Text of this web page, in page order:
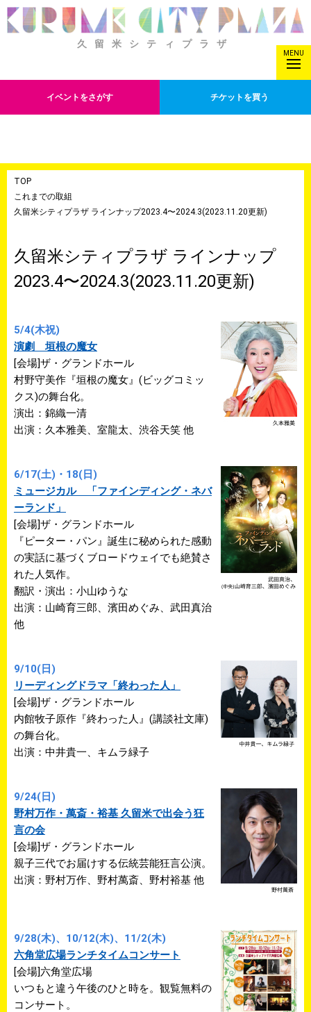
久留米シティプラザ
MENU
イベントをさがす チケットを買う
TOP
これまでの取組
久留米シティプラザ ラインナップ2023.4〜2024.3(2023.11.20更新)
久留米シティプラザ ラインナップ
2023.4〜2024.3(2023.11.20更新)
5/4(木祝)
演劇 垣根の魔女
[会場]ザ・グランドホール
村野守美作『垣根の魔女』(ビッグコミッ
クス)の舞台化。
演出：錦織一清
出演：久本雅美、室龍太、渋谷天笑 他
6/17(土)・18(日)
ミュージカル 「ファインディング・ネバ
ーランド」
[会場]ザ・グランドホール
『ピーター・パン』誕生に秘められた感動
の実話に基づくブロードウェイでも絶賛さ
れた人気作。
翻訳・演出：小山ゆうな
出演：山崎育三郎、濱田めぐみ、武田真治
他
9/10(日)
リーディングドラマ「終わった人」
[会場]ザ・グランドホール
内館牧子原作『終わった人』(講談社文庫)
の舞台化。
出演：中井貴一、キムラ緑子
9/24(日)
野村万作・萬斎・裕基 久留米で出会う狂
言の会
[会場]ザ・グランドホール
親子三代でお届けする伝統芸能狂言公演。
出演：野村万作、野村萬斎、野村裕基 他
9/28(木)、10/12(木)、11/2(木)
六角堂広場ランチタイムコンサート
[会場]六角堂広場
いつもと違う午後のひと時を。観覧無料の
コンサート。